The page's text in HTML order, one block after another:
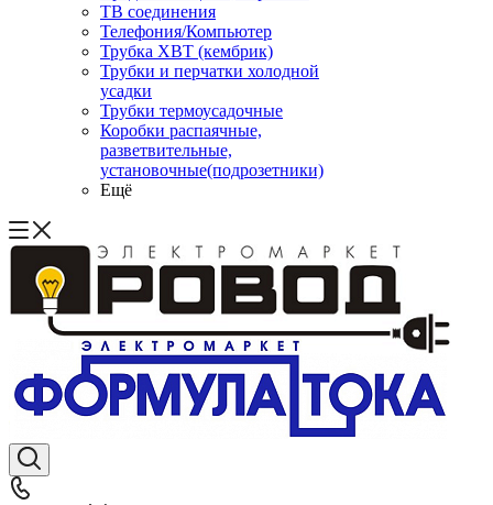
ТВ соединения
Телефония/Компьютер
Трубка ХВТ (кембрик)
Трубки и перчатки холодной
усадки
Трубки термоусадочные
Коробки распаячные,
разветвительные,
установочные(подрозетники)
Ещё